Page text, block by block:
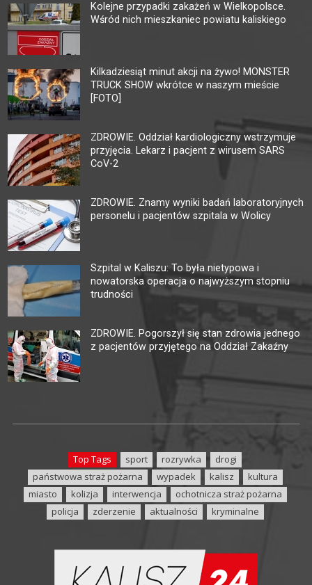
Kolejne przypadki zakażeń w Wielkopolsce.
Wśród nich mieszkaniec powiatu kaliskiego
Kilkadziesiąt minut akcji na żywo! MONSTER
TRUCK SHOW wkrótce w naszym mieście
[FOTO]
ZDROWIE. Oddział kardiologiczny wstrzymuje
przyjęcia. Lekarz i pacjent z wirusem SARS
CoV-2
ZDROWIE. Znamy wyniki badań laboratoryjnych
personelu i pacjentów szpitala w Wolicy
Szpital w Kaliszu: To była nietypowa i
nowatorska operacja o najwyższym stopniu
trudności
ZDROWIE. Pogorszył się stan zdrowia jednego
z pacjentów przyjętego na Oddział Zakaźny
Top Tags sport rozrywka
drogi
państwowa straż pożarna
wypadek kalisz
kultura
miasto
kolizja interwencja
ochotnicza straż pożarna
policja
zderzenie aktualności kryminalne